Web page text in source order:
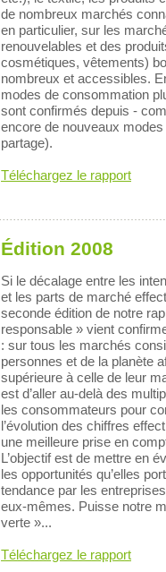
de nombreux marchés
en particulier, sur les
renouvelables et des
cosmétiques, vêtements)
nombreux et accessibles.
modes de consommation
sont confirmés depuis -
encore de nouveaux
partage).
Téléchargez le rapport
Édition 2008
Si le décalage entre les
et les parts de marché
seconde édition de notre
responsable » vient
: sur tous les marchés
personnes et de la planète
supérieure à celle de leur
est d’aller au-delà des
les consommateurs pour
l’évolution des chiffres
une meilleure prise en
L’objectif est de mettre en
les opportunités qu’elles
tendance par les
eux-mêmes. Puisse notre
verte »...
Téléchargez le rapport